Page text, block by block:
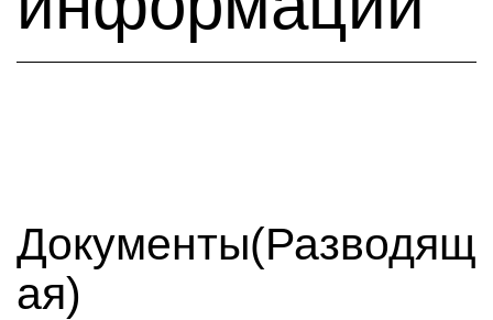
Документы(Разводящ
ая)